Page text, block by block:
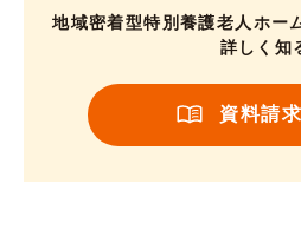
地域密着型特別養護老人ホー
詳しく知
資料請